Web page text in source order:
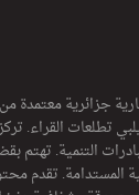
جزائرية معتمدة من
القراء. تركز
التنمية. تهتم
المستدامة. تقدم